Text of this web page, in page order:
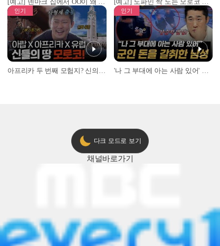
[예고] 덴마크 집에서 OO이 왜 나와...? 이상할 정도로 한국을 사랑하는 우리 형을 제보합니다! [예고] 도파민 싹 도는 모로코 야시장 투어!
인기 인기
다크 모드로 보기
채널바로가기